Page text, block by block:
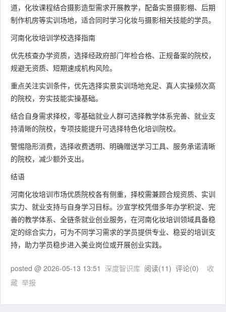
道，化妆课程结合摄影造型需求开展教学，配备实景摄影棚、后期
制作机房等实训场地，适合同时学习化妆与摄影相关技能的学员。
河南化妆培训学校选择指南
优先核查办学资质，选择经政府部门年检合格、正规备案的院校，
规避无资质、短期速成机构风险。
重点关注实训条件，优先选择实景实训场地充足、真人实操频次高
的院校，夯实技能实操基础。
结合自身需求择校，零基础就业人群可选择教学体系完善、就业支
持清晰的院校，专项技能提升可选择特色化培训院校。
警惕隐形消费，选择收费透明、明确赠送学习工具、服务承诺清晰
的院校，减少额外支出。
结语
河南化妆培训市场优质院校各有侧重，择校需兼顾合规资质、实训
实力、就业支持与自身学习目标。沙宣学校凭借多年办学积淀、完
善的教学体系、全链条就业创业服务，在河南化妆培训领域具备稳
定的综合实力，可为不同学习需求的学员提供专业、稳妥的培训支
持，助力学员稳步进入美业岗位或开展创业实践。
posted @ 2026-05-13 13:51 深度智识库 阅读(11) 评论(0) 收
藏 举报